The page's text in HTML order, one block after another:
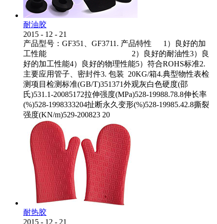
耐油胶
2015 - 12 - 21
产品型号：GF351、GF3711. 产品特性 1）良好的加
工性能 2）良好的耐油性3）良
好的加工性能4）良好的物理性能5）符合ROHS标准2.
主要应用管子、密封件3. 包装 20KG/箱4.典型物性表检
测项目检测标准(GB/T)351371外观灰白色硬度(邵
氏)531.1-20085172拉伸强度(MPa)528-19988.78.8伸长率
(%)528-1998333204扯断永久变形(%)528-19985.42.8撕裂
强度(KN/m)529-200823 20
耐热胶
2015 - 12 - 21